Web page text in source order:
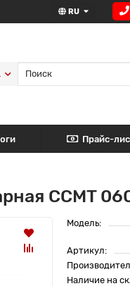
RU
Прайс-
CCMT
Модель:
Артикул:
Наличие на